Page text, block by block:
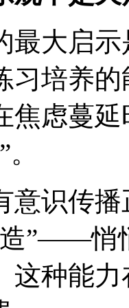
最大启
习培养
焦虑蔓
意识传
”——悄
这种能